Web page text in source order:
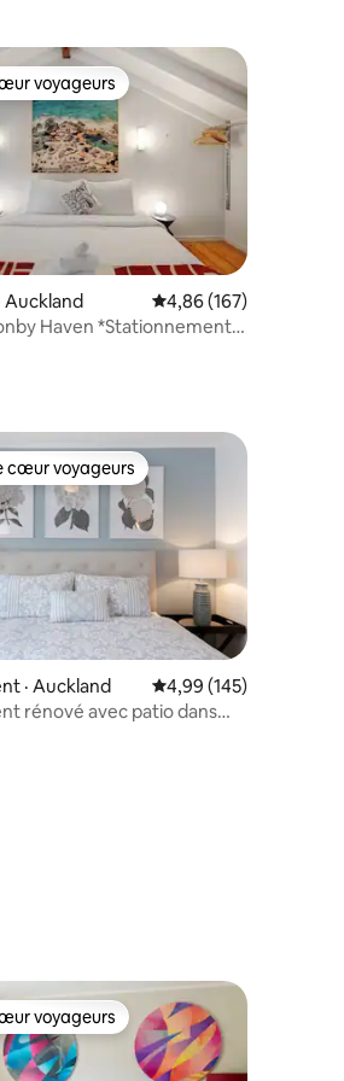
5, 126 commentaires
voyageurs
voyageurs
Auckland Note moyenne de
4,86 (167)
Haven *Stationnement
5, 163 commentaires
voyageurs parmi les plus aimés
cœur voyageurs
· Auckland Note moyenne de
4,99 (145)
rénové avec patio dans
voyageurs
voyageurs